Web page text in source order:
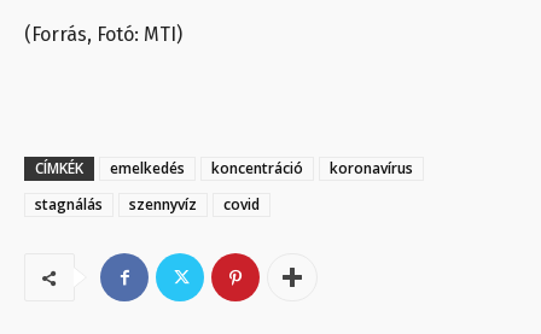
(Forrás, Fotó: MTI)
CÍMKÉK emelkedés koncentráció
koronavírus
stagnálás
szennyvíz covid